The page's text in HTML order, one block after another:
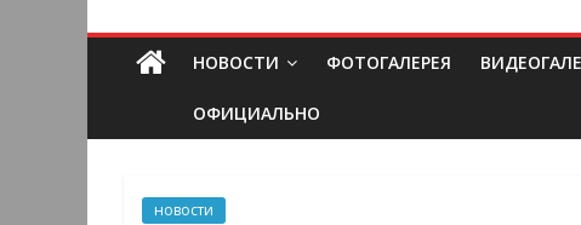
НОВОСТИ ФОТОГАЛЕРЕЯ
ОФИЦИАЛЬНО
новости